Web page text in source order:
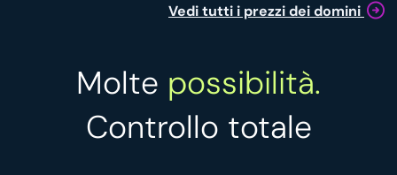
Vedi tutti i prezzi dei domini
Molte possibilità.
Controllo totale